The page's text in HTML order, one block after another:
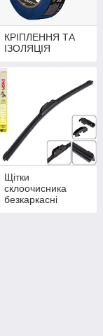
КРІПЛЕННЯ ТА
ІЗОЛЯЦІЯ
Щітки
склоочисника
безкаркасні